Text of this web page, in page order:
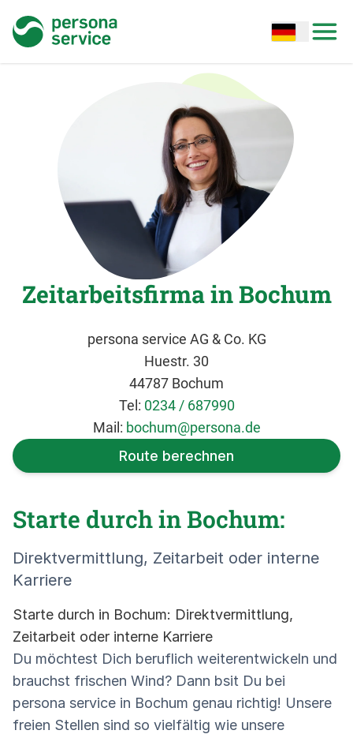
persona service Open options
Zeitarbeitsfirma in Bochum
persona service AG & Co. KG
Huestr. 30
44787 Bochum
Tel: 0234 / 687990
Mail: bochum@persona.de
Route berechnen
Starte durch in Bochum:
Direktvermittlung, Zeitarbeit oder interne
Karriere
Starte durch in Bochum: Direktvermittlung,
Zeitarbeit oder interne Karriere
Du möchtest Dich beruflich weiterentwickeln und
brauchst frischen Wind? Dann bsit Du bei
persona service in Bochum genau richtig! Unsere
freien Stellen sind so vielfältig wie unsere